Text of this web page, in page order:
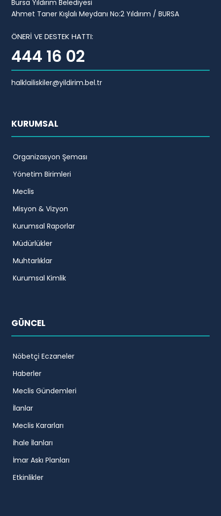
Bursa Yıldırım Belediyesi
Ahmet Taner Kışlalı Meydanı No:2 Yıldırım / BURSA
ÖNERİ VE DESTEK HATTI:
444 16 02
halklailiskiler@yildirim.bel.tr
KURUMSAL
Organizasyon Şeması
Yönetim Birimleri
Meclis
Misyon & Vizyon
Kurumsal Raporlar
Müdürlükler
Muhtarlıklar
Kurumsal Kimlik
GÜNCEL
Nöbetçi Eczaneler
Haberler
Meclis Gündemleri
İlanlar
Meclis Kararları
İhale İlanları
İmar Askı Planları
Etkinlikler